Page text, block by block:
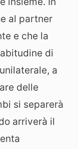
al partner
e che la
di
a
delle
si separerà
arriverà il